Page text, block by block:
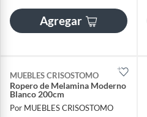
Agregar
MUEBLES CRISOSTOMO
Ropero de Melamina Moderno
Blanco 200cm
Por MUEBLES CRISOSTOMO